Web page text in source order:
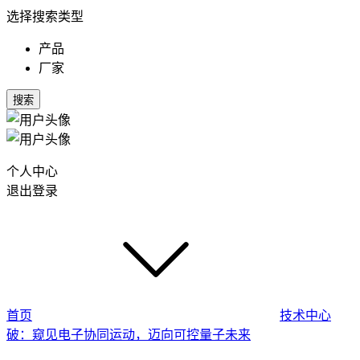
选择搜索类型
产品
厂家
搜索
个人中心
退出登录
首页
技术中心
破：窥见电子协同运动，迈向可控量子未来